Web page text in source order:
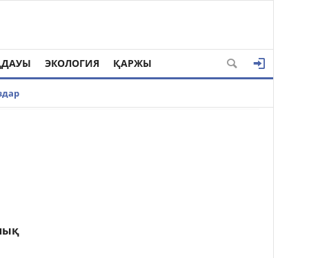
ЭКОЛОГИЯ ҚАРЖЫ